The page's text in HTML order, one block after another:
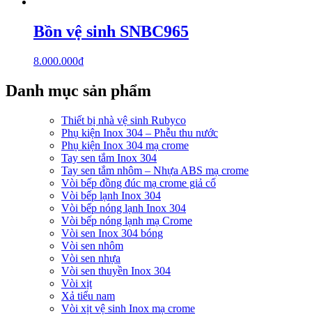
Bồn vệ sinh SNBC965
8.000.000₫
Danh mục sản phẩm
Thiết bị nhà vệ sinh Rubyco
Phụ kiện Inox 304 – Phễu thu nước
Phụ kiện Inox 304 mạ crome
Tay sen tắm Inox 304
Tay sen tắm nhôm – Nhựa ABS mạ crome
Vòi bếp đồng đúc mạ crome giả cổ
Vòi bếp lạnh Inox 304
Vòi bếp nóng lạnh Inox 304
Vòi bếp nóng lạnh mạ Crome
Vòi sen Inox 304 bóng
Vòi sen nhôm
Vòi sen nhựa
Vòi sen thuyền Inox 304
Vòi xịt
Xả tiểu nam
Vòi xịt vệ sinh Inox mạ crome